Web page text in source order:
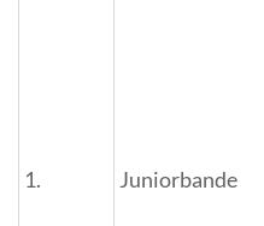
1. Juniorbande